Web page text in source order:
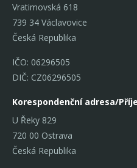
Vratimovská 618
739 34 Václavovice
Česká Republika
IČO: 06296505
DIČ: CZ06296505
Korespondenční adresa/
U Řeky 829
720 00 Ostrava
Česká Republika